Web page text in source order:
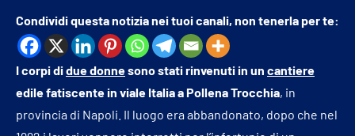
Condividi questa notizia nei tuoi canali, non tenerla per te:
I corpi didue donnesono stati rinvenuti in un cantiere
edile fatiscente in viale Italia a Pollena Trocchia, in
provincia di Napoli. Il luogo era abbandonato, dopo che nel